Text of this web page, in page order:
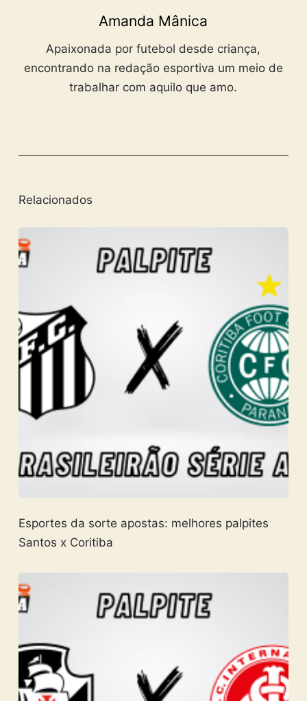
Amanda Mânica
Apaixonada por futebol desde criança,
encontrando na redação esportiva um meio de
trabalhar com aquilo que amo.
Relacionados
Esportes da sorte apostas: melhores palpites
Santos x Coritiba